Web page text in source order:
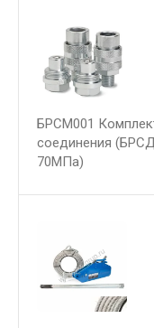
БРСМ001
соединения
70МПа)